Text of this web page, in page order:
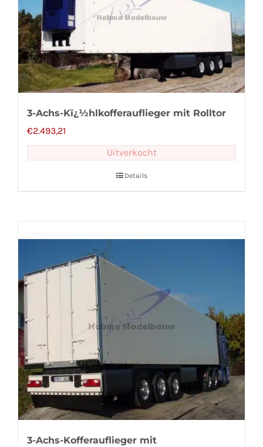
3-Achs-Kï¿½hlkofferauflieger mit Rolltor
€2.493,21
Uitverkocht
Details
3-Achs-Kofferauflieger mit